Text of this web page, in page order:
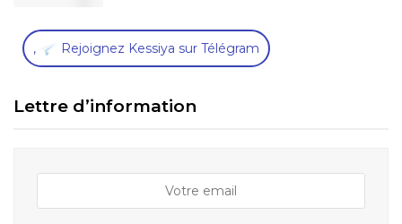
, Rejoignez Kessiya sur Télégram
Lettre d’information